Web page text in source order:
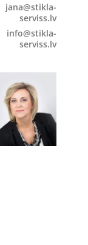
jana@stikla-
serviss.lv
info@stikla-
serviss.lv